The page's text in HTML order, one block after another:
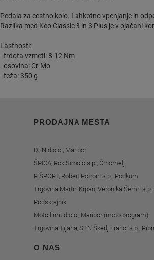
Pedala za cestno kolo. Lahkotno vpenjanje in
Razlika med Keo Classic 3 in 3 Plus je v ojačani
Lastnosti:
- trdota vzmeti: 8-12 Nm
- osovina: Cr-Mo
- teža: 350 g
PRODAJNA MESTA
DEN d.o.o., Maribor
ŠPICA, Rok Simčič s.p., Črnomelj
R ŠPORT, Robert Potrpin s.p., Podkum
Trgovina Martin Krpan, Veronika Šemrl s.p.,
Podskrajnik
Moto limit d.o.o., Maribor (moto program)
Trgovina Tijana, STN Škerlj Franci s.p.,
O NAS